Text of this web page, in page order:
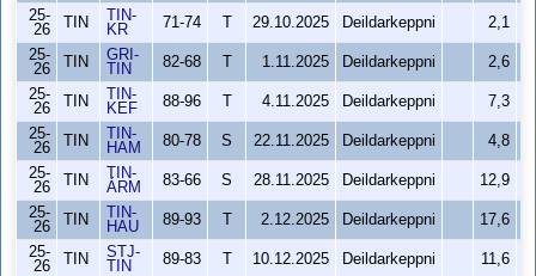
25-
26
TIN
TIN-
KR
71-74 29.10.2025 Deildarkeppni
2,1
25-
26
TIN
GRI-
TIN
82-68 1.11.2025 Deildarkeppni
2,6
25-
26
TIN
TIN-
KEF
88-96 4.11.2025 Deildarkeppni
7,3
25-
26
TIN
TIN-
HAM
80-78 S 22.11.2025 Deildarkeppni
4,8
25-
26
TIN
TIN-
ÁRM
83-66 S 28.11.2025 Deildarkeppni
12,9
25-
26
TIN
TIN-
HAU
89-93 2.12.2025 Deildarkeppni
17,6
25-
26
TIN
STJ-
TIN
89-83 10.12.2025 Deildarkeppni
11,6